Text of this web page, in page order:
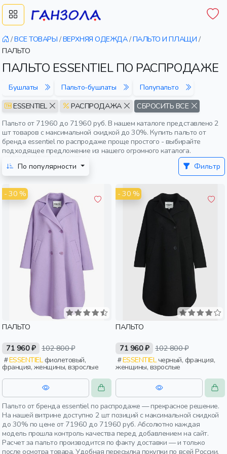
/ВСЕ ТОВАРЫ /ВЕРХНЯЯ ОДЕЖДА/ПАЛЬТО И ПЛАЩИ /
ПАЛЬТО
ПАЛЬТО ESSENTIEL ПО РАСПРОДАЖЕ
Бушлаты Пальто-бушлаты
Полупальто
ESSENTIEL
РАСПРОДАЖА
СБРОСИТЬ ВСЕ
Пальто от 71960 до 71960 руб. В нашем каталоге представлено 2
шт товаров с максимальной скидкой до 30%. Купить пальто от
бренда essentiel по распродаже проще простого - выбирайте
подходящее предложение из нашего огромного каталога.
По популярности
Фильтр
- 30 %
ПАЛЬТО
71 960 ₽ 102 800 ₽
ESSENTIELфиолетовый,
франция, женщины, взрослые
- 30 %
ПАЛЬТО
71 960 ₽ 102 800 ₽
ESSENTIELчерный, франция,
женщины, взрослые
Пальто от бренда essentiel по распродаже — прекрасное решение.
На нашей витрине доступно 2 шт позиций с максимальной скидкой
до 30% по цене от 71960 до 71960 руб. Абсолютно каждая
модель прошла контроль качества перед добавлением на сайт.
Расчет за пальто производится по факту доставки — и только
после осмотра товара. Удобная пересылка покупки по всей России.